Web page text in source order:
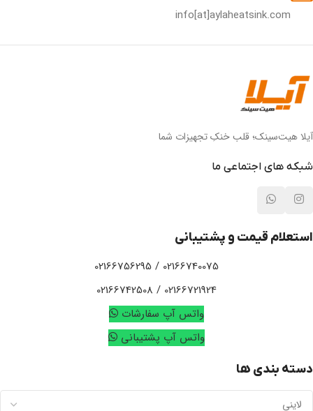
info[at]aylaheatsink.com
آیلا هیت‌سینک؛ قلب خنکِ تجهیزات شما
شبکه های اجتماعی ما
استعلام قیمت و پشتیبانی
02166740075 / 02166756295
02166721924 / 02166742508
واتس آپ سفارشات
واتس آپ پشتیبانی
دسته بندی ها